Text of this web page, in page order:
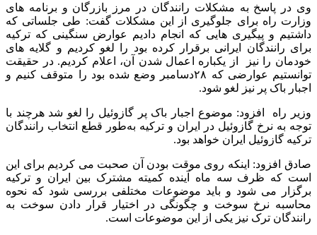
وی در پاسخ به مشکلات رانندگان در مرز بازرگان و برنامه های
وزارت راه برای جلوگیری از این مشکلات گفت: طی جلساتی که
داشتیم و پیگیری هایی که انجام دادیم عوارض سنگینی که ترکیه
برای رانندگان ایرانی برقرار کرده بود را لغو کردیم و گلایه های
خودمان را نیز از یکباره اعمال شدن آن، اعلام کردیم. در حقیقت
توانستیم عوارضی که ۲۸دسامبر وضع شده بود را متوقف کنیم و
اجبار باک پر نیز لغو شود.
وزیر راه افزود: موضوع اجبار باک پر گازوئیل را لغو شد هرچند با
توجه به نرخ گازوئیل در ایران و ترکیه به‌طور قطع انتخاب رانندگان
ترکیه گازوئیل ایران خواهد بود.
صادق افزود: اینکه روی موقت بودن آن صحبت می کردیم برای این
است که ظرف سه ماه آینده کمیته مشترک بین ایران و ترکیه
برگزار می شود و باید موضوعات مختلفی بررسی شود که نحوه
محاسبه نرخ سوخت و چگونگی در اختیار قرار دادن سوخت به
رانندگان ترک نیز یکی از این موضوعات است.